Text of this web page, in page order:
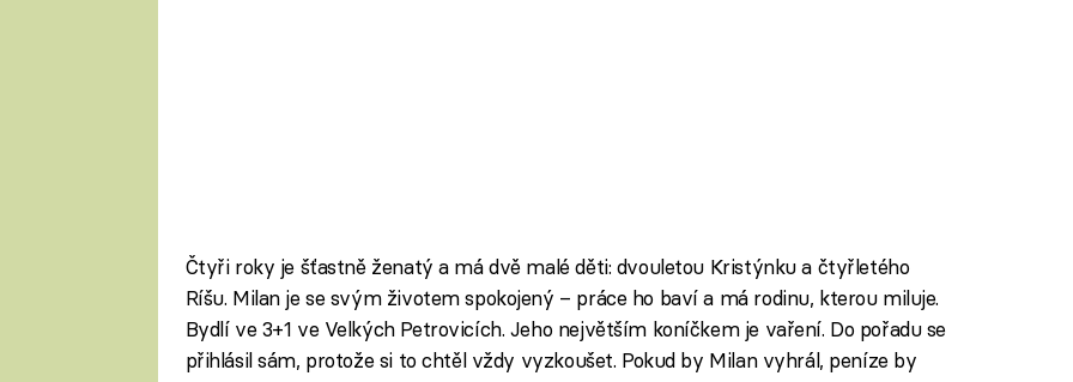
Čtyři roky je šťastně ženatý a má dvě malé děti: dvouletou Kristýnku a čtyřletého
Ríšu. Milan je se svým životem spokojený – práce ho baví a má rodinu, kterou miluje.
Bydlí ve 3+1 ve Velkých Petrovicích. Jeho největším koníčkem je vaření. Do pořadu se
přihlásil sám, protože si to chtěl vždy vyzkoušet. Pokud by Milan vyhrál, peníze by